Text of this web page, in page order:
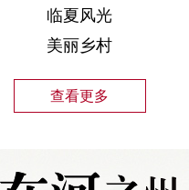
临夏风光
美丽乡村
查看更多